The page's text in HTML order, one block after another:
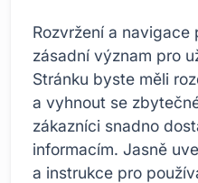
Rozvržení a
zásadní význam pro
Stránku byste měli
a vyhnout se
zákazníci snadno
informacím. Jasně
a instrukce pro